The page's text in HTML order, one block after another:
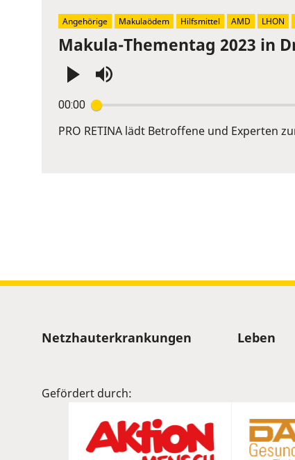
Makula-Thementag 2023 in
00:00
Enter
or
PRO RETINA lädt Betroffene und Experten
Angehörige Makulaödem Hilfsmittel AMD LHON
Sitemap
Netzhauterkrankungen Leben
Gefördert durch: